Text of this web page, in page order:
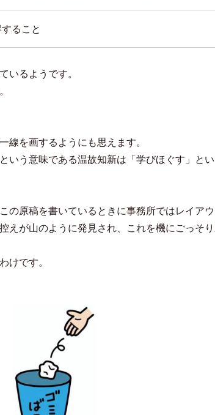
ること
いるようです。
線を画するようにも思えます。
う意味である温故知新は「学びほぐす」と
原稿を書いているときに事務所ではレイア
が山のように発見され、これを機にごっそり
けです。